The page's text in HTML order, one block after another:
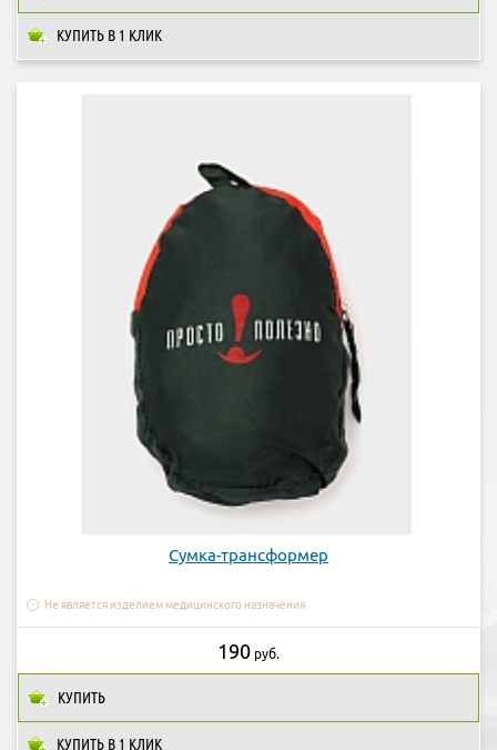
КУПИТЬ В 1 КЛИК
Сумка-трансформер
Не является изделием медицинского назначения
КУПИТЬ В 1 КЛИК
190 руб.
КУПИТЬ